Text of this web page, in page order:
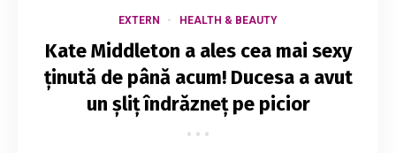
EXTERN HEALTH & BEAUTY
Kate Middleton a ales cea mai sexy
ținută de până acum! Ducesa a avut
un șliț îndrăzneț pe picior